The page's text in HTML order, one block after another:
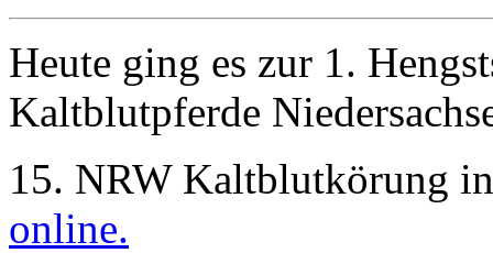
Heute ging es zur 1.
Kaltblutpferde
15. NRW Kaltblutkörung
online.